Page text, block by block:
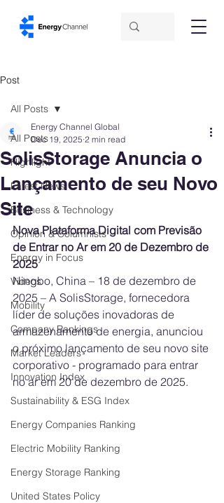
Post
All Posts
Highlight
Latest News
Business & Technology
Opinion & Columnists
Energy in Focus
Videos
Mobility
Company Rankings
Market Leaders
Innovation Index
Sustainability & ESG Index
Energy Companies Ranking
Electric Mobility Ranking
Energy Storage Ranking
United States Policy
All Posts
SolisStorage Anuncia o
Lançamento de seu Novo
Site
Energy Channel Global
Dec 19, 2025 2 min read
Nova Plataforma Digital com Previsão
de Entrar no Ar em 20 de Dezembro de
2025
Ningbo, China – 18 de dezembro de
2025 – A SolisStorage, fornecedora
líder de soluções inovadoras de
armazenamento de energia, anunciou
o próximo lançamento de seu novo site
corporativo - programado para entrar
no ar em 20 de dezembro de 2025.